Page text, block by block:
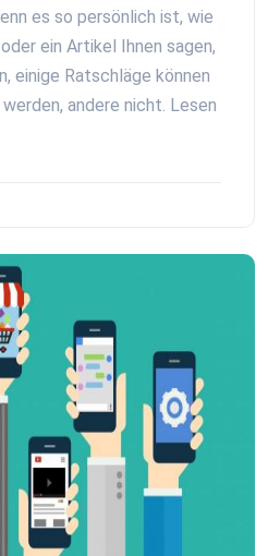
es so persönlich ist, wie
ein Artikel Ihnen sagen,
einige Ratschläge können
andere nicht. Lesen